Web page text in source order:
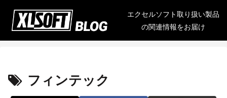
エクセルソフト取り扱い製品
の関連情報をお届け
フィンテック